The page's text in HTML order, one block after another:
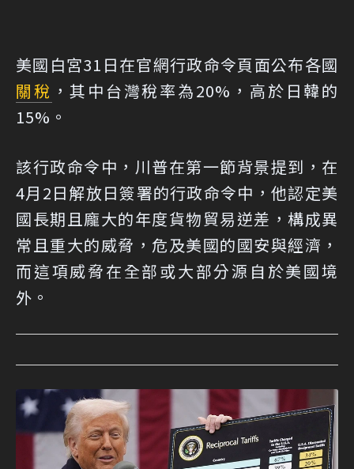
美國白宮31日在官網行政命令頁面公布各國
關稅 ，其中台灣稅率為20%，高於日韓的
15%。
該行政命令中，川普在第一節背景提到，在
4月2日解放日簽署的行政命令中，他認定美
國長期且龐大的年度貨物貿易逆差，構成異
常且重大的威脅，危及美國的國安與經濟，
而這項威脅在全部或大部分源自於美國境
外。